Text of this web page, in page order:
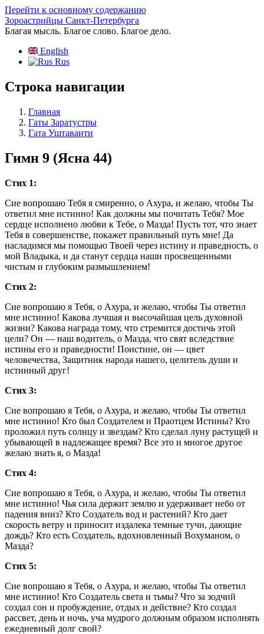
Перейти к основному содержанию
Зороастрийцы Санкт-Петербурга
Благая мысль. Благое слово. Благое дело.
English
Rus
Строка навигации
Главная
Гаты Заратустры
Гата Уштаваити
Гимн 9 (Ясна 44)
Стих 1:
Сие вопрошаю Тебя я смиренно, о Ахура, и желаю, чтобы Ты
ответил мне истинно! Как должны мы почитать Тебя? Мое
сердце исполнено любви к Тебе, о Мазда! Пусть тот, что знает
Тебя в совершенстве, покажет правильный путь мне! Да
насладимся мы помощью Твоей через истину и праведность, о
мой Владыка, и да станут сердца наши просвещенными
чистым и глубоким размышлением!
Стих 2:
Сие вопрошаю я Тебя, о Ахура, и желаю, чтобы Ты ответил
мне истинно! Какова лучшая и высочайшая цель духовной
жизни? Какова награда тому, что стремится достичь этой
цели? Он — наш водитель, о Мазда, что свят вследствие
истины его и праведности! Поистине, он — цвет
человечества, Защитник народа нашего, целитель души и
истинный друг!
Стих 3:
Сие вопрошаю я Тебя, о Ахура, и желаю, чтобы Ты ответил
мне истинно! Кто был Создателем и Праотцем Истины? Кто
проложил путь солнцу и звездам? Кто сделал луну растущей и
убывающей в надлежащее время? Все это и многое другое
желаю знать я, о Мазда!
Стих 4:
Сие вопрошаю я Тебя, о Ахура, и желаю, чтобы Ты ответил
мне истинно! Чья сила держит землю и удерживает небо от
падения вниз? Кто Создатель вод и растений? Кто дает
скорость ветру и приносит издалека темные тучи, дающие
дождь? Кто есть Создатель, вдохновленный Вохуманом, о
Мазда?
Стих 5:
Сие вопрошаю я Тебя, о Ахура, и желаю, чтобы Ты ответил
мне истинно! Кто Создатель света и тьмы? Что за зодчий
создал сон и пробуждение, отдых и действие? Кто создал
рассвет, день и ночь, уча мудрого должным образом исполнять
ежедневный долг свой?